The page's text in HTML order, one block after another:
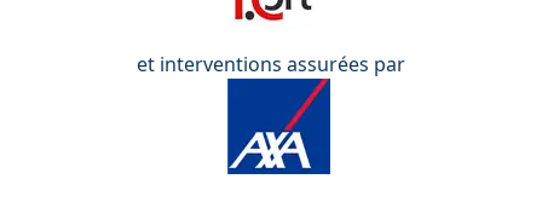
et interventions assurées par